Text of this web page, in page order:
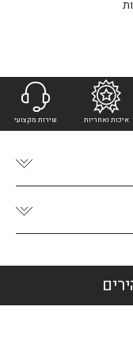
איכות ואחריות שירות מקצועי